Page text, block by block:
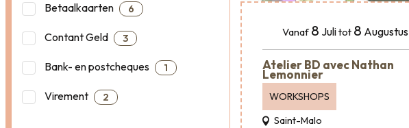
Betaalkaarten 6
Contant Geld 3
Bank- en postcheques 1
Virement 2
Vanaf 8 Julitot 8 Augustus
Atelier BD avec Nathan
Lemonnier
WORKSHOPS
Saint-Malo